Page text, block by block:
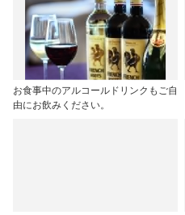
お食事中のアルコールドリンクもご自
由にお飲みください。